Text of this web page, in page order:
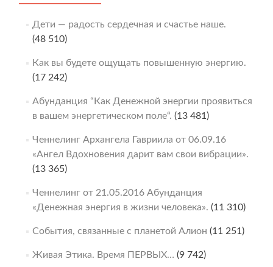
Дети — радость сердечная и счастье наше.
(48 510)
Как вы будете ощущать повышенную энергию.
(17 242)
Абунданция “Как Денежной энергии проявиться
в вашем энергетическом поле“. (13 481)
Ченнелинг Архангела Гавриила от 06.09.16
«Ангел Вдохновения дарит вам свои вибрации».
(13 365)
Ченнелинг от 21.05.2016 Абунданция
«Денежная энергия в жизни человека». (11 310)
События, связанные с планетой Алион (11 251)
Живая Этика. Время ПЕРВЫХ… (9 742)